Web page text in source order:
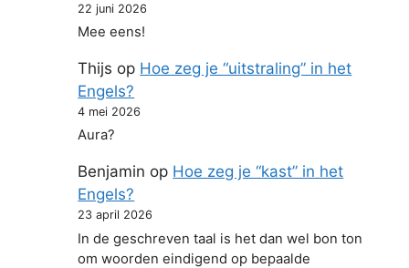
22 juni 2026
Mee eens!
Thijs op Hoe zeg je “uitstraling” in het
Engels?
4 mei 2026
Aura?
Benjamin op Hoe zeg je “kast” in het
Engels?
23 april 2026
In de geschreven taal is het dan wel bon ton
om woorden eindigend op bepaalde